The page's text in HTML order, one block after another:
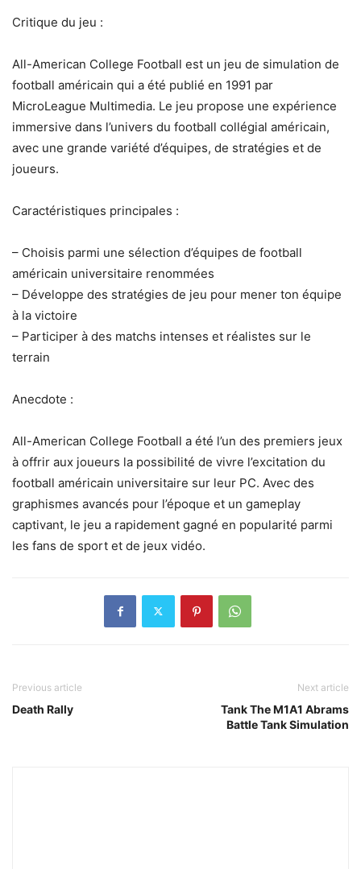
Critique du jeu :
All-American College Football est un jeu de simulation de
football américain qui a été publié en 1991 par
MicroLeague Multimedia. Le jeu propose une expérience
immersive dans l’univers du football collégial américain,
avec une grande variété d’équipes, de stratégies et de
joueurs.
Caractéristiques principales :
– Choisis parmi une sélection d’équipes de football
américain universitaire renommées
– Développe des stratégies de jeu pour mener ton équipe
à la victoire
– Participer à des matchs intenses et réalistes sur le
terrain
Anecdote :
All-American College Football a été l’un des premiers jeux
à offrir aux joueurs la possibilité de vivre l’excitation du
football américain universitaire sur leur PC. Avec des
graphismes avancés pour l’époque et un gameplay
captivant, le jeu a rapidement gagné en popularité parmi
les fans de sport et de jeux vidéo.
Previous article
Death Rally
Next article
Tank The M1A1 Abrams
Battle Tank Simulation